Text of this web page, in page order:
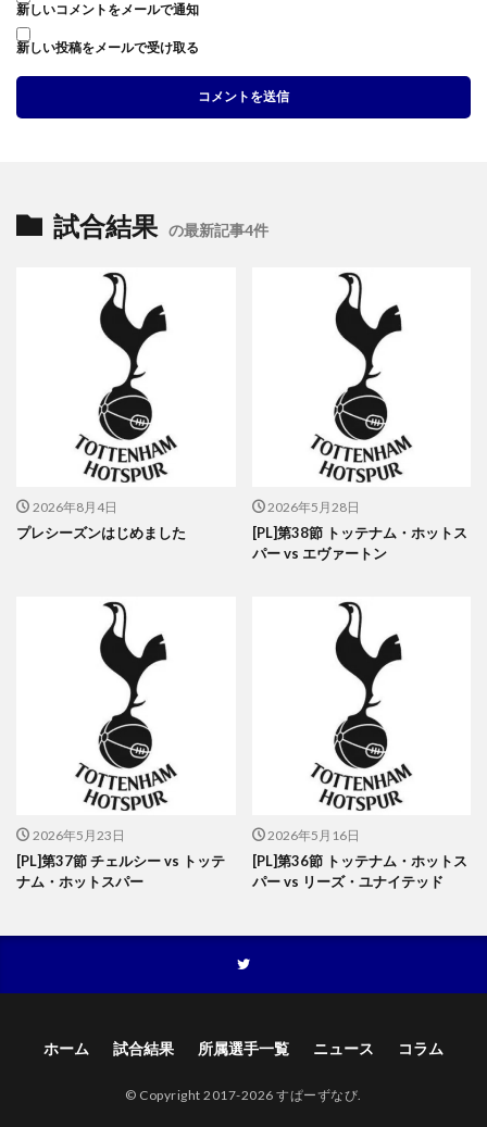
新しいコメントをメールで通知
新しい投稿をメールで受け取る
試合結果 の最新記事4件
2026年8月4日
プレシーズンはじめました
2026年5月28日
[PL]第38節 トッテナム・ホットス
パー vs エヴァートン
2026年5月23日
[PL]第37節 チェルシー vs トッテ
ナム・ホットスパー
2026年5月16日
[PL]第36節 トッテナム・ホットス
パー vs リーズ・ユナイテッド
ホーム 試合結果 所属選手一覧 ニュース コラム
© Copyright 2017-2026 すぱーずなび.